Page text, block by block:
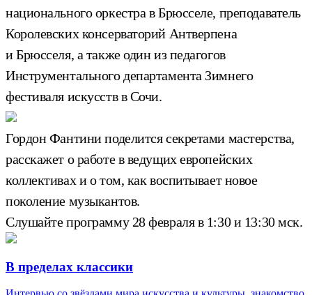
национального оркестра в Брюсселе, преподаватель
Королевских консерваторий Антверпена
и Брюсселя, а также один из педагогов
Инструментального департамента Зимнего
фестиваля искусств в Сочи.
Гордон Фантини поделится секретами мастерства,
расскажет о работе в ведущих европейских
коллективах и о том, как воспитывает новое
поколение музыкантов.
Слушайте программу 28 февраля в 1:30 и 13:30 мск.
В пределах классики